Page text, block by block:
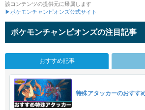
該コンテンツの提供元に帰属します
▶ポケモンチャンピオンズ公式サイト
ポケモンチャンピオンズの注目記事
おすすめ記事
特殊アタッカーのおすす